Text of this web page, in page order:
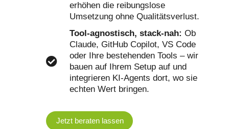
erhöhen die reibungslose
Umsetzung ohne Qualitätsverlust.
Tool-agnostisch, stack-nah: Ob
Claude, GitHub Copilot, VS Code
oder Ihre bestehenden Tools – wir
bauen auf Ihrem Setup auf und
integrieren KI-Agents dort, wo sie
echten Wert bringen.
Jetzt beraten lassen